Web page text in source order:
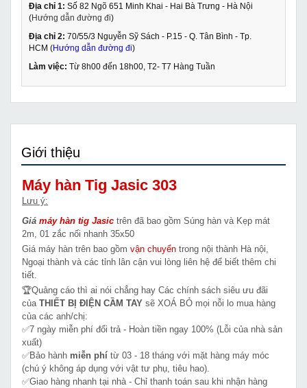
Địa chỉ 1: Số 82 Ngõ 651 Minh Khai - Hai Bà Trưng - Hà Nội
(Hướng dẫn đường đi)
Địa chỉ 2: 70/55/3 Nguyễn Sỹ Sách - P.15 - Q. Tân Bình - Tp.
HCM (Hướng dẫn đường đi)
Làm việc: Từ 8h00 đến 18h00, T2- T7 Hàng Tuần
Giới thiệu
Máy hàn Tig Jasic 303
Lưu ý:
Giá máy hàn tig Jasic trên đã bao gồm Súng hàn và Kẹp mát
2m, 01 zắc nối nhanh 35x50
Giá máy hàn trên bao gồm vận chuyển trong nội thành Hà nội,
Ngoại thành và các tỉnh lân cận vui lòng liên hệ để biết thêm chi
tiết.
🏆Quảng cáo thì ai nói chẳng hay Các chính sách siêu ưu đãi
của THIẾT BỊ ĐIỆN CẦM TAY sẽ XOÁ BỎ mọi nỗi lo mua hàng
của các anh/chị:
✅7 ngày miễn phí đổi trả - Hoàn tiền ngay 100% (Lỗi của nhà sản
xuất)
✅Bảo hành miễn phí từ 03 - 18 tháng với mặt hàng máy móc
(chú ý không áp dụng với vật tư phụ, tiêu hao).
✅Giao hàng nhanh tại nhà - Chỉ thanh toán sau khi nhận hàng